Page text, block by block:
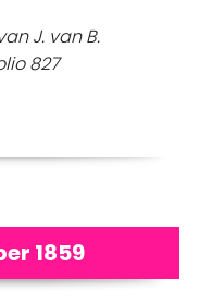
J. van B.
827
1859